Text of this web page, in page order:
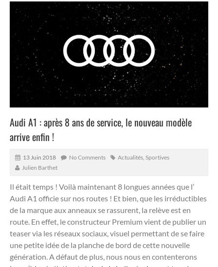
Audi A1 : après 8 ans de service, le nouveau modèle
arrive enfin !
13 Juin 2018 No Comments Actualités Sportives
Julien Barthet
Il était temps ! Voilà maintenant 8 longues années que l’
Audi A1 officie sur nos routes ! Et bien, que les irréductibles
de la marque aux anneaux se rassurent, la relève est en
route. En effet, le constructeur Premium vient de publier un
teaser via les réseaux sociaux, visuel permettant de se faire
une petite idée de la planche de bord de cette nouvelle
génération.A défaut de plus, nous nous en contenterons